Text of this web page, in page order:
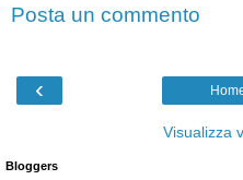
Posta un commento
‹
Visualizza
Bloggers